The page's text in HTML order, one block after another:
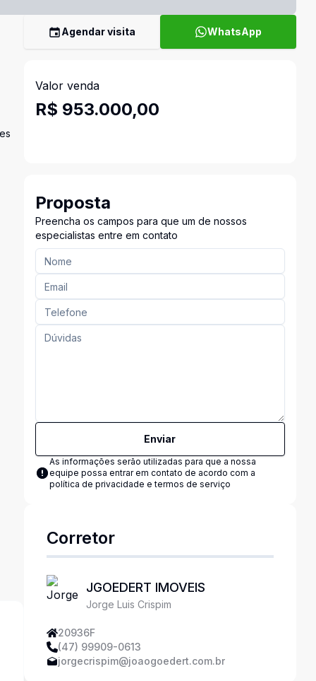
Agendar visita WhatsApp
Valor venda
R$ 953.000,00
Proposta
Preencha os campos para que um de nossos
especialistas entre em contato
Enviar
As informações serão utilizadas para que a nossa
equipe possa entrar em contato de acordo com a
política de privacidade e termos de serviço
Corretor
JGOEDERT IMOVEIS
Jorge Luis Crispim
20936F
(47) 99909-0613
jorgecrispim@joaogoedert.com.br